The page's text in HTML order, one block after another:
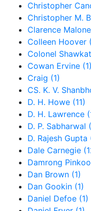
Christopher
Christopher M.
Clarence
Colleen Hoover
Colonel
Cowan Ervine (1)
Craig (1)
CS. K. V.
D. H. Howe (11)
D. H. Lawrence
D. P. Sabharwal
D. Rajesh Gupta
Dale Carnegie
Damrong
Dan Brown (1)
Dan Gookin (1)
Daniel Defoe (1)